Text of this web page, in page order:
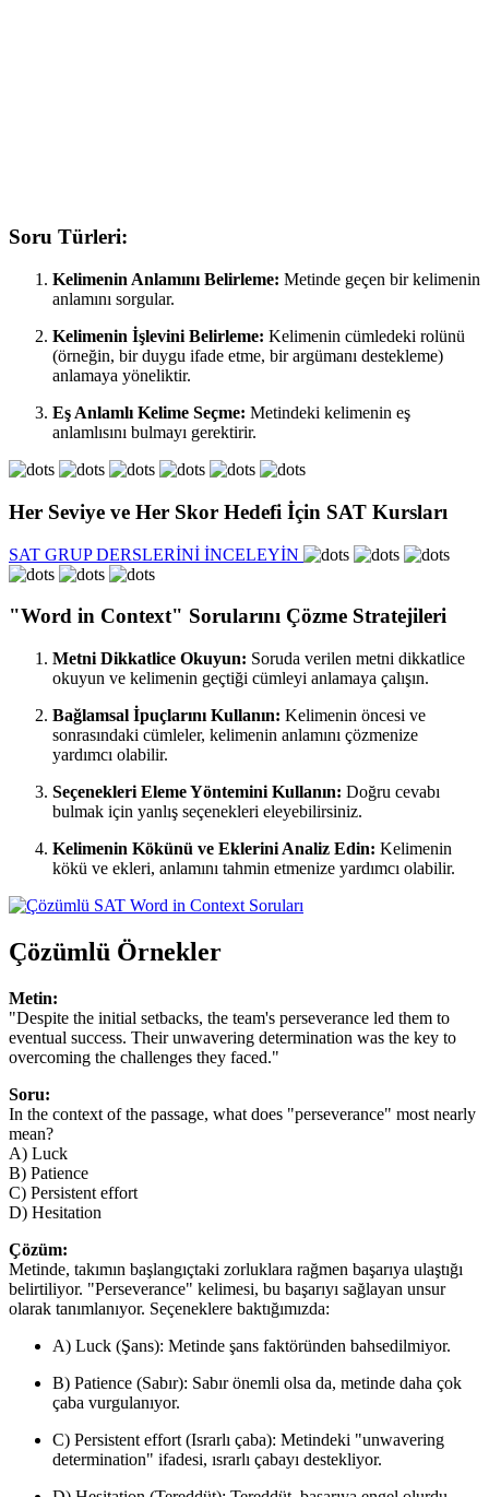
Soru Türleri:
Kelimenin Anlamını Belirleme: Metinde geçen bir kelimenin
anlamını sorgular.
Kelimenin İşlevini Belirleme: Kelimenin cümledeki rolünü
(örneğin, bir duygu ifade etme, bir argümanı destekleme)
anlamaya yöneliktir.
Eş Anlamlı Kelime Seçme: Metindeki kelimenin eş
anlamlısını bulmayı gerektirir.
Her Seviye ve Her Skor Hedefi İçin SAT Kursları
SAT GRUP DERSLERİNİ İNCELEYİN
"Word in Context" Sorularını Çözme Stratejileri
Metni Dikkatlice Okuyun: Soruda verilen metni dikkatlice
okuyun ve kelimenin geçtiği cümleyi anlamaya çalışın.
Bağlamsal İpuçlarını Kullanın: Kelimenin öncesi ve
sonrasındaki cümleler, kelimenin anlamını çözmenize
yardımcı olabilir.
Seçenekleri Eleme Yöntemini Kullanın: Doğru cevabı
bulmak için yanlış seçenekleri eleyebilirsiniz.
Kelimenin Kökünü ve Eklerini Analiz Edin: Kelimenin
kökü ve ekleri, anlamını tahmin etmenize yardımcı olabilir.
Çözümlü Örnekler
Metin:
"Despite the initial setbacks, the team's perseverance led them to
eventual success. Their unwavering determination was the key to
overcoming the challenges they faced."
Soru:
In the context of the passage, what does "perseverance" most nearly
mean?
A) Luck
B) Patience
C) Persistent effort
D) Hesitation
Çözüm:
Metinde, takımın başlangıçtaki zorluklara rağmen başarıya ulaştığı
belirtiliyor. "Perseverance" kelimesi, bu başarıyı sağlayan unsur
olarak tanımlanıyor. Seçeneklere baktığımızda:
A) Luck (Şans): Metinde şans faktöründen bahsedilmiyor.
B) Patience (Sabır): Sabır önemli olsa da, metinde daha çok
çaba vurgulanıyor.
C) Persistent effort (Israrlı çaba): Metindeki "unwavering
determination" ifadesi, ısrarlı çabayı destekliyor.